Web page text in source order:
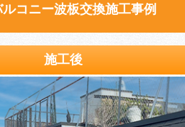
コニー波板交換施工事例
施工後